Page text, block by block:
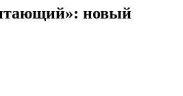
новый